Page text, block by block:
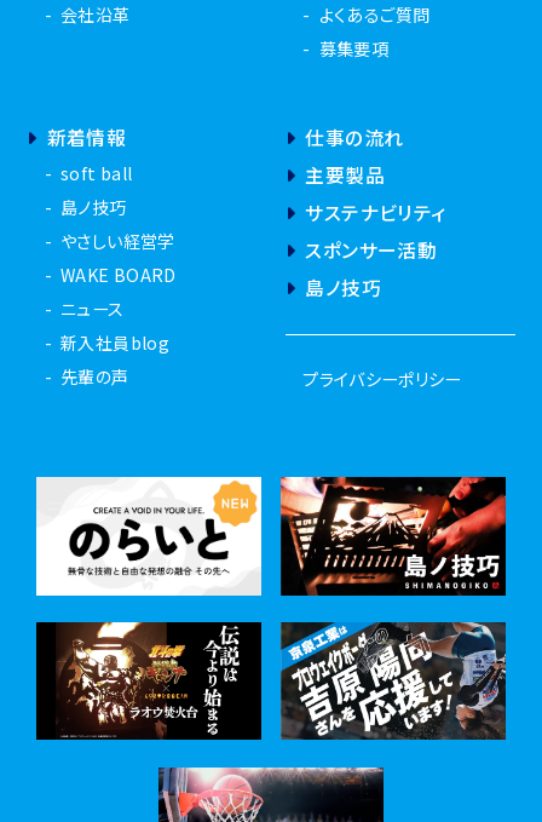
会社沿革
よくあるご質問
募集要項
新着情報
soft ball
島ノ技巧
やさしい経営学
WAKE BOARD
ニュース
新入社員blog
先輩の声
仕事の流れ
主要製品
サステナビリティ
スポンサー活動
島ノ技巧
プライバシーポリシー